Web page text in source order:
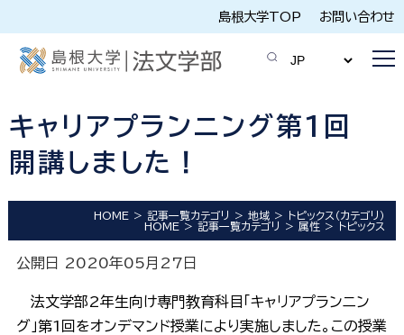
島根大学TOP お問い合わせ
キャリアプランニング第1回
開講しました！
HOME 記事一覧カテゴリ 地域
トピックス（カテゴリ）
HOME
記事一覧カテゴリ 属性 トピックス
公開日 2020年05月27日
法文学部2年生向け専門教育科目「キャリアプランニン
グ」第1回をオンデマンド授業により実施しました。この授業